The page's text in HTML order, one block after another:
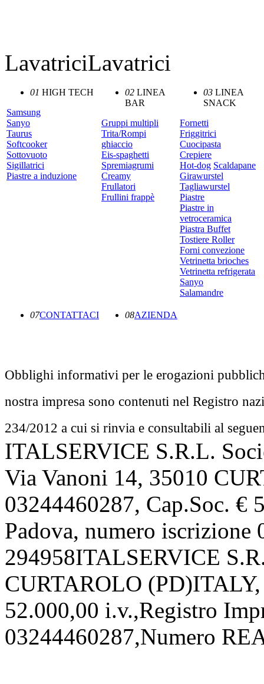
LavatriciLavatrici
01 HIGH TECH
Samsung
Sanyo
Taurus
Softcooker
Sottovuoto
Sigillatrici
Piastre a induzione
02 LINEA
BAR
Gruppi multipli
Trita/Rompi
ghiaccio
Eis-spaghetti
Spremiagrumi
Creamy
Frullatori
Frullini frappè
03 LINEA
SNACK
Fornetti
Friggitrici
Cuocipasta
Crepiere
Hot-dog Scaldapane
Girawurstel
Tagliawurstel
Piastre
Piastre in
vetroceramica
Piastra Buffet
Tostiere Roller
Forni convezione
Vetrinetta brioches
Vetrinetta refrigerata
Sanyo
Salamandre
07CONTATTACI 08AZIENDA
Obblighi informativi per le erogazioni
nostra impresa sono contenuti nel Registro
234/2012 a cui si rinvia e consultabili al
ITALSERVICE S.R.L.
Via Vanoni 14, 35010
03244460287, Cap.Soc. €
Padova, numero
294958ITALSERVICE
CURTAROLO
52.000,00 i.v.,Registro
03244460287,Numero